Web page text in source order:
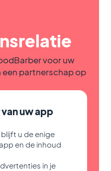
voor uw
partnerschap op
uw app
u de enige
en de inhoud
in je